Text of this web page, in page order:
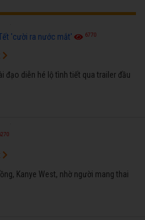
'cười ra nước mắt' 6770
đạo diễn hé lộ tình tiết qua trailer đầu
Kanye West, nhờ người mang thai